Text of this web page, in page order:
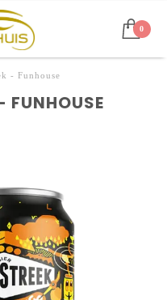
0
- Funhouse
FUNHOUSE